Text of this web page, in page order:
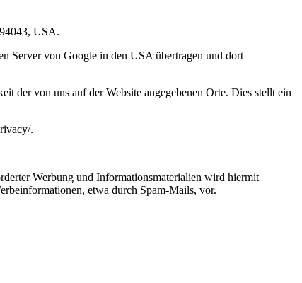
USA.
Server von Google in den USA übertragen und dort
der von uns auf der Website angegebenen Orte. Dies stellt ein
.
Werbung und Informationsmaterialien wird hiermit
etwa durch Spam-Mails, vor.